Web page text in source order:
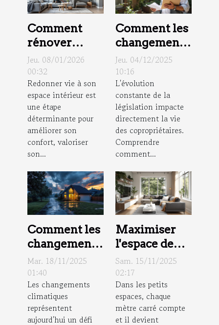
Comment
rénover
efficacement
votre espace
intérieur ?
Jeu. 08/01/2026
00:32
Redonner vie à son
espace intérieur est
une étape
déterminante pour
améliorer son
confort, valoriser
son...
Comment les
changements
de la loi sur
les
copropriétés
affectent les
propriétaires
?
Jeu. 04/12/2025
10:16
L'évolution
constante de la
législation impacte
directement la vie
des copropriétaires.
Comprendre
comment...
Comment les
changements
climatiques
impactent le
marché
immobilier ?
Mar. 18/11/2025
01:40
Les changements
climatiques
représentent
aujourd'hui un défi
Maximiser
l'espace de
vie :
stratégies
pour petits
intérieurs
Sam. 15/11/2025
02:17
Dans les petits
espaces, chaque
mètre carré compte
et il devient